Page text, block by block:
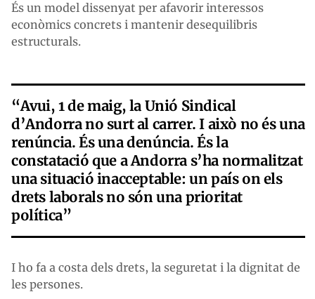
És un model dissenyat per afavorir interessos
econòmics concrets i mantenir desequilibris
estructurals.
“Avui, 1 de maig, la Unió Sindical
d’Andorra no surt al carrer. I això no és una
renúncia. És una denúncia. És la
constatació que a Andorra s’ha normalitzat
una situació inacceptable: un país on els
drets laborals no són una prioritat
política”
I ho fa a costa dels drets, la seguretat i la dignitat de
les persones.